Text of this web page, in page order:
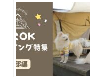
付きや愛犬用温泉付
き＆豪華BBQを楽し
めるおすすめスポッ
トを紹介